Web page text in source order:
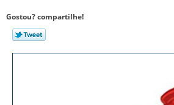
Gostou? compartilhe!